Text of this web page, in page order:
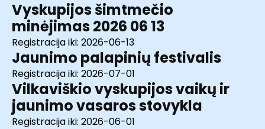
Vyskupijos šimtmečio
minėjimas 2026 06 13
Registracija iki: 2026-06-13
Jaunimo palapinių festivalis
Registracija iki: 2026-07-01
Vilkaviškio vyskupijos vaikų ir
jaunimo vasaros stovykla
Registracija iki: 2026-06-01